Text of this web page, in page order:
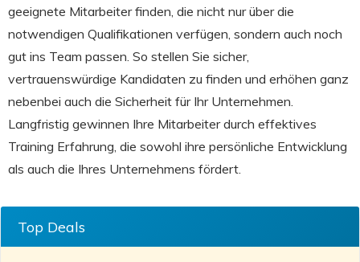
geeignete Mitarbeiter finden, die nicht nur über die
notwendigen Qualifikationen verfügen, sondern auch noch
gut ins Team passen. So stellen Sie sicher,
vertrauenswürdige Kandidaten zu finden und erhöhen ganz
nebenbei auch die Sicherheit für Ihr Unternehmen.
Langfristig gewinnen Ihre Mitarbeiter durch effektives
Training Erfahrung, die sowohl ihre persönliche Entwicklung
als auch die Ihres Unternehmens fördert.
Top Deals